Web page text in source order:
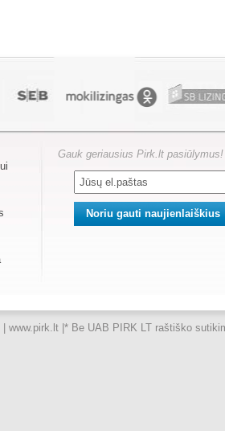
Gauk geriausius Pirk.lt pasiūlymus!
www.pirk.lt | * Be UAB PIRK LT raštiško